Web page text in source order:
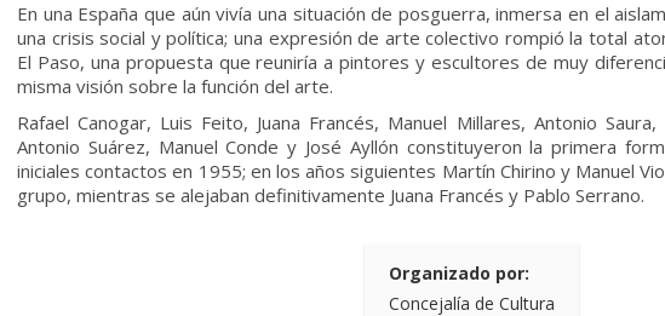
En una España que aún vivía una situación de posguerra, inmersa en el
una crisis social y política; una expresión de arte colectivo rompió la total
El Paso, una propuesta que reuniría a pintores y escultores de muy
misma visión sobre la función del arte.
Rafael Canogar, Luis Feito, Juana Francés, Manuel Millares, Antonio
Antonio Suárez, Manuel Conde y José Ayllón constituyeron la primera
iniciales contactos en 1955; en los años siguientes Martín Chirino y Manuel
grupo, mientras se alejaban definitivamente Juana Francés y Pablo Serrano.
Organizado por:
Concejalía de Cultura